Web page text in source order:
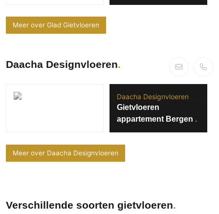
wandafwerking
Meer over Glad Gietvloeren
Daacha Designvloeren
Daacha Designvloeren
Gietvloeren
appartement Bergen
Meer over Daacha Designvloeren
Verschillende soorten gietvloeren